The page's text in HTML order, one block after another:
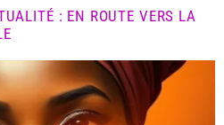
: EN ROUTE VERS LA